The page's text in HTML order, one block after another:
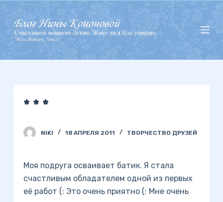
П
е
р
е
й
* * *
NIKI 18 АПРЕЛЯ 2011 ТВОРЧЕСТВО ДРУЗЕЙ
Моя подруга осваивает батик. Я стала
счастливым обладателем одной из первых
её работ (: Это очень приятно (: Мне очень